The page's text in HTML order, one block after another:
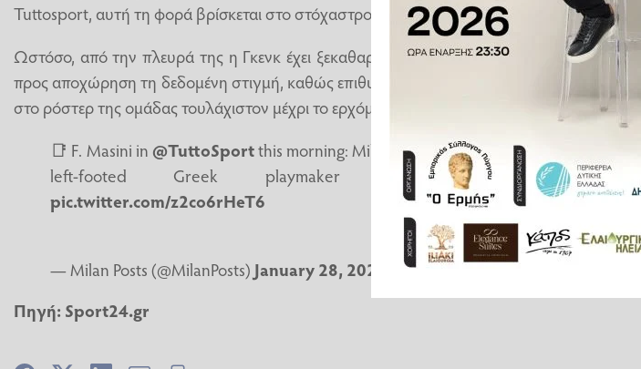
Tuttosport, αυτή τη φορά βρίσκεται στο στόχαστρο της
Μίλαν.
Ωστόσο, από την πλευρά της η Γκενκ έχει ξεκαθαρίσει πως ο Έλληνας διεθνής δεν είναι
προς αποχώρηση τη δεδομένη στιγμή, καθώς επιθυμία του συλλόγου είναι να παραμείνει
στο ρόστερ της ομάδας τουλάχιστον μέχρι το ερχόμενο καλοκαίρι.
📑 F. Masini in @TuttoSportthis morning: Milan are intrigued by 18-year-old
left-footed Greek playmaker Karetsas of Genk.
pic.twitter.com/z2co6rHeT6
— Milan Posts (@MilanPosts) January 28, 2026
Πηγή: Sport24.gr